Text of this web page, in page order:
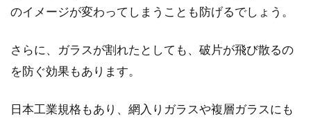
のイメージが変わってしまうことも防げるでしょう。
さらに、ガラスが割れたとしても、破片が飛び散るの
を防ぐ効果もあります。
日本工業規格もあり、網入りガラスや複層ガラスにも